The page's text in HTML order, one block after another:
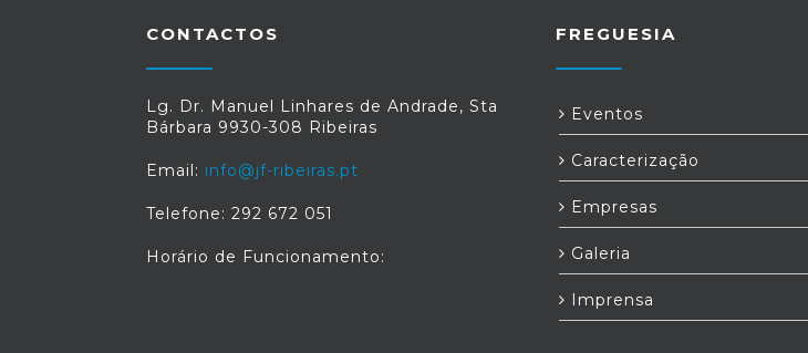
CONTACTOS
Lg. Dr. Manuel Linhares de Andrade, Sta
Bárbara 9930-308 Ribeiras
Email: info@jf-ribeiras.pt
Telefone: 292 672 051
Horário de Funcionamento:
FREGUESIA
Eventos
Caracterização
Empresas
Galeria
Imprensa